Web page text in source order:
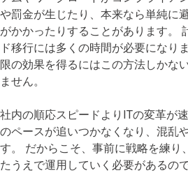
や罰金が生じたり、本来なら単純に
がかかったりすることがあります。
ド移行には多くの時間が必要になり
限の効果を得るにはこの方法しかな
ません。
社内の順応スピードよりITの変革が
のペースが追いつかなくなり、混乱
す。 だからこそ、事前に戦略を練り
たうえで運用していく必要があるの